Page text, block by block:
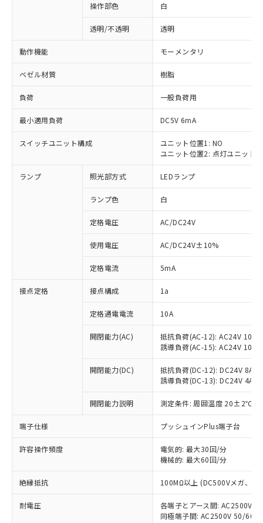
操作部色 白
透明/不透明 透明
動作機能 モーメンタリ
ベゼル材質 樹脂
負荷 一般負荷用
最小適用負荷 DC5V 6mA
スイッチユニット構成
ユニット位置1: NO
ユニット位置2: 点灯ユニット
ランプ 照光部方式 LEDランプ
ランプ色 白
定格電圧 AC/DC24V
使用電圧 AC/DC24V±10%
定格電流 5mA
接点定格 接点構成 1a
定格通電電流 10A
開閉能力(AC)
抵抗負荷(AC-12): AC24V 10A/
誘導負荷(AC-15): AC24V
開閉能力(DC)
抵抗負荷(DC-12): DC24V 8A/
誘導負荷(DC-13): DC24V 4A/
開閉能力説明 測定条件: 周囲温度 20±2℃、
端子仕様 プッシュインPlus端子台
許容操作頻度
電気的: 最大30回/分
機械的: 最大60回/分
絶縁抵抗 100MΩ以上 (DC500Vメガ、点
耐電圧
各端子とアース間: AC2500V
同極端子間: AC2500V 50/
ご利用条件
以下の条件をお読みいただき、同意のうえ
本サービスは、当社制御機器事業取扱
商品の当社在庫状況および標準価格
(税抜)を提供させていただくもので
当社制御機器事業取扱商品の中には、
本サービスの対象外となる商品もある
ことをご了承ください。
在庫状況および標準価格照会結果は、
記載している更新日時点での社内デー
タに基づき作成されるものであり、閲
覧された時点での実際の在庫および標
準価格とは異なる場合があることをご
対応済み：EU RoHS指令（10物質）の
非含有に対応した製品が提供可能な商品で
す。
対応予定：EU RoHS指令（10物質）の非含
有に対応した製品に切り替える予定のある
対応予定なし：EU RoHS指令（10物質）の
非含有に非対応の商品で、対応品を出す予
調査・確認中：EU RoHS指令（10物質）の
非含有の対応状況を調査中または確認中の
非該当品：ライセンス料など無形物で、有
害物質有無と関係のない商品です。
仕入先様の事情により、非含有部品として
いたものが、含有品と判明した場合などや
むを得ず変更することがあります。
*EU RoHS指令（10物質）：
鉛(Pb) 1000ppm以下、 水銀(Hg) 1000ppm以下、 カド
六価クロム(Cr(Ⅵ)) 1000ppm以下、ポリ臭化ビフェニル
類(PBB) 1000ppm以下、ポリ臭化ジフェニルエーテル類
「○」：最大均質材料含有率が中国RoHSの
基準値以下であることを示します。
「×」：最大均質材料含有率が中国RoHSの
基準値を超えていることを示します。
「－」：未確認です。当社販売部門へお問
*中国RoHS10物質の基準値 (GB/T26572)：
Pb(鉛) :1000ppm、 Hg(水銀) : 1000ppm、 Cd(カドミウ
Cr(Ⅵ)(六価クロム) : 1000ppm、 PBBs(ポリ臭化ビフェ
当社は、これら貴社製品のうち、外国
為替および外国貿易法に定める商品
（以下｢規制貨物等」という）を輸出
または国外への提供する場合は、日本
可)を取得するなどの必要な手続きを